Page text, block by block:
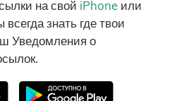
на свой iPhone или
знать где твои
Уведомления о